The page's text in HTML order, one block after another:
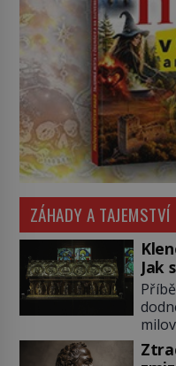
ZÁHADY A TAJEMSTVÍ
Jak
Tato
ze